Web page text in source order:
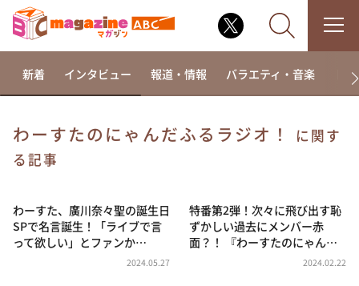
なるみ・岡村の過ぎるTV
これ余談なんですけど・・・
～人生密着トークバラエティ！～ やすとものいたっ
て真剣です
新着 インタビュー 報道・情報 バラエティ・音楽 ド
わーすたのにゃんだふるラジオ！
に関す
る記事
わーすた、廣川奈々聖の誕生日
SPで名言誕生！「ライブで言
って欲しい」とファンか…
2024.05.27
特番第2弾！次々に飛び出す恥
ずかしい過去にメンバー赤
面？！ 『わーすたのにゃん…
2024.02.22